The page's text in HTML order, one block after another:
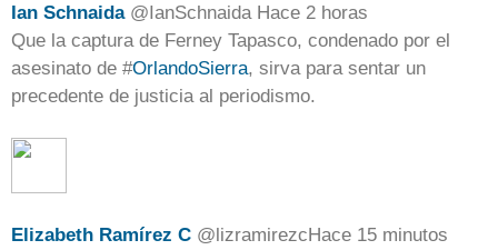
Ian Schnaida @IanSchnaida Hace 2 horas
Que la captura de Ferney Tapasco, condenado por el
asesinato de #OrlandoSierra, sirva para sentar un
precedente de justicia al periodismo.
Elizabeth Ramírez C @lizramirezcHace 15 minutos